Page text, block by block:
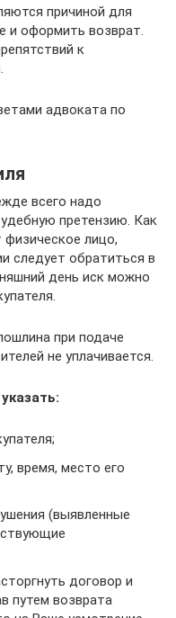
причиной для
и оформить возврат.
к
адвоката по
всего надо
претензию. Как
физическое лицо,
следует обратиться в
день иск можно
при подаче
не уплачивается.
время, место его
(выявленные
договор и
путем возврата